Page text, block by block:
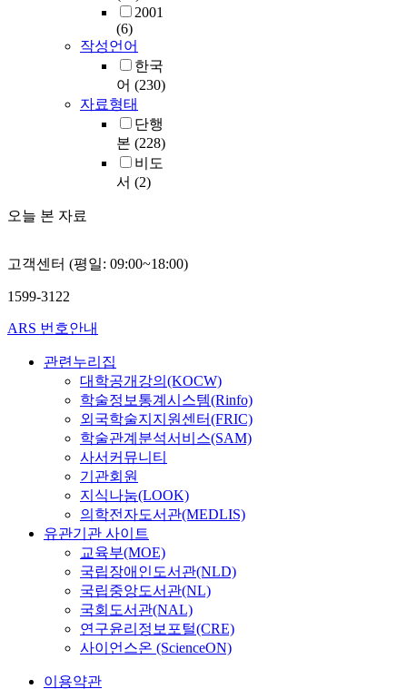
2001
(6)
작성언어
한국
어 (230)
자료형태
단행
본 (228)
비도
서 (2)
오늘 본 자료
고객센터 (평일: 09:00~18:00)
1599-3122
ARS 번호안내
관련누리집
대학공개강의(KOCW)
학술정보통계시스템(Rinfo)
외국학술지지원센터(FRIC)
학술관계분석서비스(SAM)
사서커뮤니티
기관회원
지식나눔(LOOK)
의학전자도서관(MEDLIS)
유관기관 사이트
교육부(MOE)
국립장애인도서관(NLD)
국립중앙도서관(NL)
국회도서관(NAL)
연구윤리정보포털(CRE)
사이언스온 (ScienceON)
이용약관